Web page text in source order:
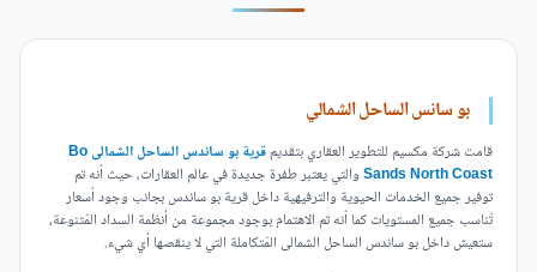
بو سانس الساحل الشمالي
قامت شركة مكسيم للتطوير العقاري بتقديم
قرية بو ساندس الساحل الشمالى Bo
Sands North Coastوالتي يعتبر طفرة جديدة في عالم العقارات، حيث أنه تم
توفير جميع الخدمات الحيوية والترفيهية داخل قرية بو ساندس بجانب وجود أسعار
تُناسب جميع المستويات كما أنه تم الاهتمام بوجود مجموعة من أنظمة السداد المُتنوعة،
ستعيش داخل بو ساندس الساحل الشمالى المُتكاملة التي لا ينقصها أي شيء.